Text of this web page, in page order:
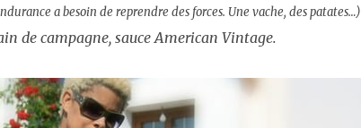
a besoin de reprendre des forces. Une vache, des patates…)
de campagne, sauce American Vintage.